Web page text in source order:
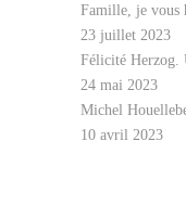
Famille, je vous
23 juillet 2023
Félicité Herzog.
24 mai 2023
Michel
10 avril 2023